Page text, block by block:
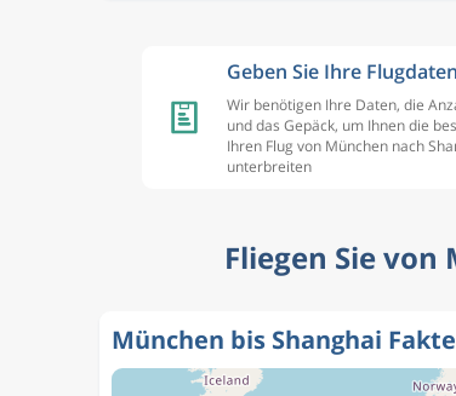
Geben Sie Ihre
Wir benötigen Ihre Daten, die
und das Gepäck, um Ihnen die
Ihren Flug von München nach
unterbreiten
Fliegen Sie
München bis Shanghai